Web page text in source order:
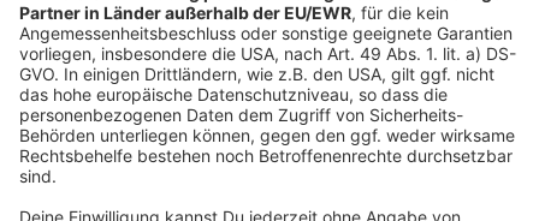
Neuer Stadtrat: SPD & Volt als gemeinsame Fraktion
Neues Wohngebiet in Oberbilk geplant
Anzeige